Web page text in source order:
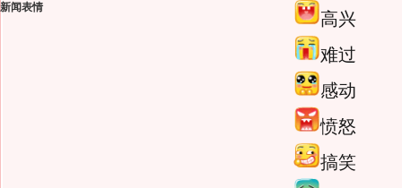
新闻表情
高兴
难过
感动
愤怒
搞笑